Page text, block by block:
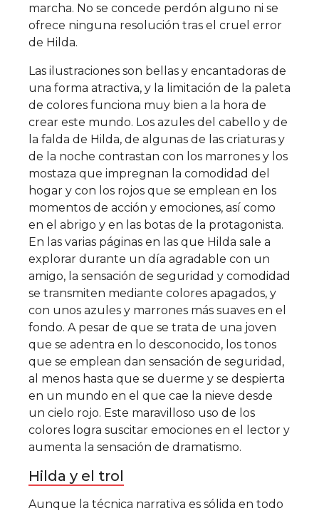
marcha. No se concede perdón alguno ni se
ofrece ninguna resolución tras el cruel error
de Hilda.
Las ilustraciones son bellas y encantadoras de
una forma atractiva, y la limitación de la paleta
de colores funciona muy bien a la hora de
crear este mundo. Los azules del cabello y de
la falda de Hilda, de algunas de las criaturas y
de la noche contrastan con los marrones y los
mostaza que impregnan la comodidad del
hogar y con los rojos que se emplean en los
momentos de acción y emociones, así como
en el abrigo y en las botas de la protagonista.
En las varias páginas en las que Hilda sale a
explorar durante un día agradable con un
amigo, la sensación de seguridad y comodidad
se transmiten mediante colores apagados, y
con unos azules y marrones más suaves en el
fondo. A pesar de que se trata de una joven
que se adentra en lo desconocido, los tonos
que se emplean dan sensación de seguridad,
al menos hasta que se duerme y se despierta
en un mundo en el que cae la nieve desde
un cielo rojo. Este maravilloso uso de los
colores logra suscitar emociones en el lector y
aumenta la sensación de dramatismo.
Hilda y el trol
Aunque la técnica narrativa es sólida en todo